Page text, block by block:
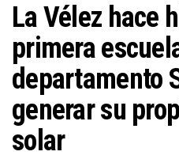
La Vélez hace
primera
departamento
generar su
solar